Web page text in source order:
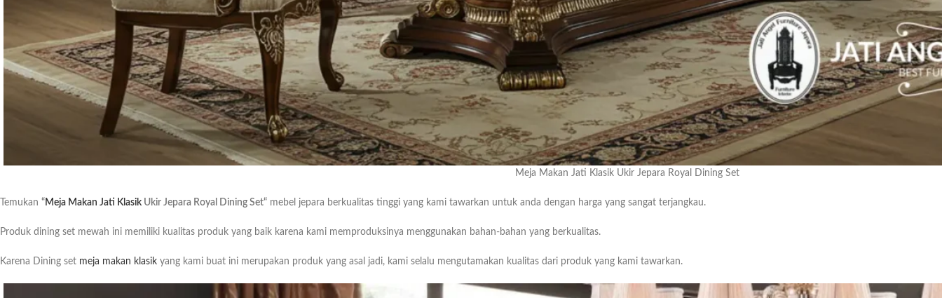
Meja Makan Jati Klasik Ukir Jepara Royal Dining Set
Temukan “Meja Makan Jati Klasik Ukir Jepara Royal Dining Set“ mebel jepara berkualitas tinggi yang kami tawarkan untuk anda dengan harga yang sangat terjangkau.
Produk dining set mewah ini memiliki kualitas produk yang baik karena kami memproduksinya menggunakan bahan-bahan yang berkualitas.
Karena Dining set meja makan klasik yang kami buat ini merupakan produk yang asal jadi, kami selalu mengutamakan kualitas dari produk yang kami tawarkan.